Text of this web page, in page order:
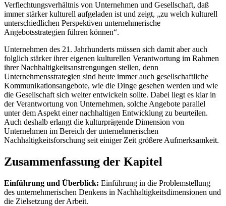
Verflechtungsverhältnis von Unternehmen und Gesellschaft, daß
immer stärker kulturell aufgeladen ist und zeigt, „zu welch kulturell
unterschiedlichen Perspektiven unternehmerische
Angebotsstrategien führen können“.
Unternehmen des 21. Jahrhunderts müssen sich damit aber auch
folglich stärker ihrer eigenen kulturellen Verantwortung im Rahmen
ihrer Nachhaltigkeitsanstrengungen stellen, denn
Unternehmensstrategien sind heute immer auch gesellschaftliche
Kommunikationsangebote, wie die Dinge gesehen werden und wie
die Gesellschaft sich weiter entwickeln sollte. Dabei liegt es klar in
der Verantwortung von Unternehmen, solche Angebote parallel
unter dem Aspekt einer nachhaltigen Entwicklung zu beurteilen.
Auch deshalb erlangt die kulturprägende Dimension von
Unternehmen im Bereich der unternehmerischen
Nachhaltigkeitsforschung seit einiger Zeit größere Aufmerksamkeit.
Zusammenfassung der Kapitel
Einführung und Überblick: Einführung in die Problemstellung
des unternehmerischen Denkens in Nachhaltigkeitsdimensionen und
die Zielsetzung der Arbeit.